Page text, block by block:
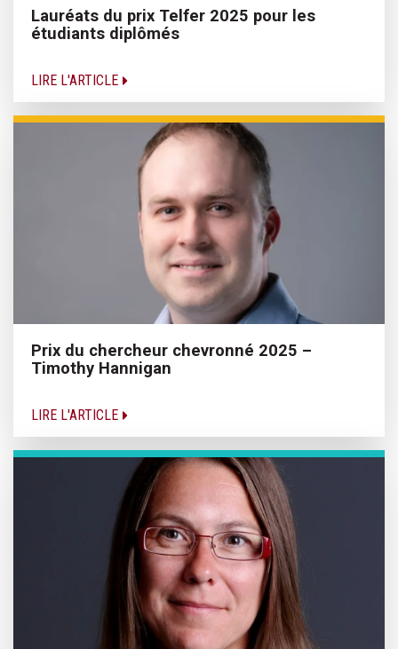
Lauréats du prix Telfer 2025 pour les
étudiants diplômés
LIRE L'ARTICLE
Prix du chercheur chevronné 2025 –
Timothy Hannigan
LIRE L'ARTICLE